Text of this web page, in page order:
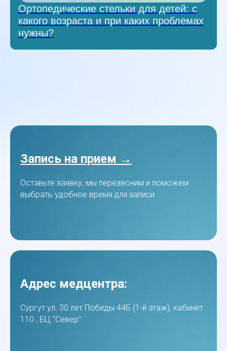
Ортопедические стельки для детей: с
какого возраста и при каких проблемах
нужны?
Запись на прием →
Оставьте заявку, мы перезвоним и поможем
выбрать удобное время для записи
Адрес медцентра:
Сургут ул. 30 лет Победы 44Б (1-й этаж), кабинет
110 , БЦ "Север"